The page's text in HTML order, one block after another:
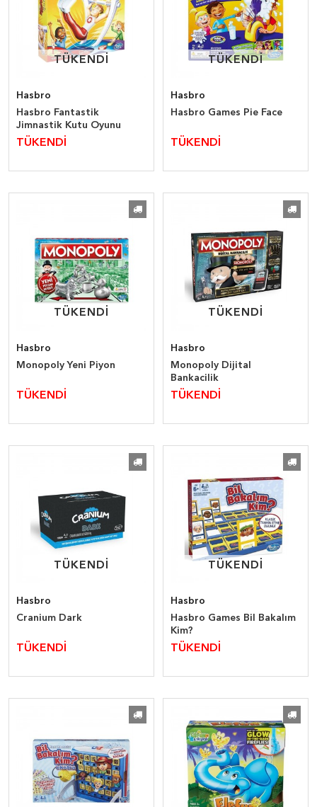
TÜKENDİ
TÜKENDİ
Hasbro
Hasbro Fantastik
Jimnastik Kutu Oyunu
TÜKENDİ
TÜKENDİ
TÜKENDİ
Hasbro
Hasbro Games Pie Face
TÜKENDİ
TÜKENDİ
TÜKENDİ
Hasbro
Monopoly Yeni Piyon
TÜKENDİ
TÜKENDİ
TÜKENDİ
Hasbro
Monopoly Dijital
Bankacilik
TÜKENDİ
TÜKENDİ
TÜKENDİ
Hasbro
Cranium Dark
TÜKENDİ
TÜKENDİ
TÜKENDİ
Hasbro
Hasbro Games Bil Bakalım
Kim?
TÜKENDİ